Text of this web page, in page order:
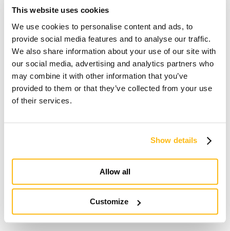
This website uses cookies
We use cookies to personalise content and ads, to
provide social media features and to analyse our traffic.
We also share information about your use of our site with
our social media, advertising and analytics partners who
may combine it with other information that you’ve
provided to them or that they’ve collected from your use
of their services.
Show details
Allow all
Customize